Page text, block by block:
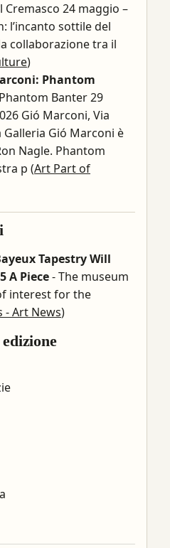
Cremasco 24 maggio –
l’incanto sottile del
collaborazione tra il
)
Phantom
Banter 29
Gió Marconi, Via
Galleria Gió Marconi è
Nagle. Phantom
p (Art Part of
Tapestry Will
A Piece- The museum
interest for the
- Art News)